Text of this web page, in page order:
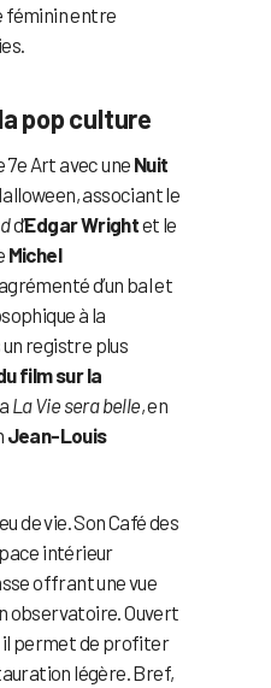
féminin entre
pop culture
7e Art avec une Nuit
associant le
d’Edgar Wrightet le
Michel
d’un bal et
à la
registre plus
film sur la
La Vie sera belle, en
Jean-Louis
de vie. Son Café des
intérieur
offrant une vue
observatoire. Ouvert
il permet de profiter
légère. Bref,